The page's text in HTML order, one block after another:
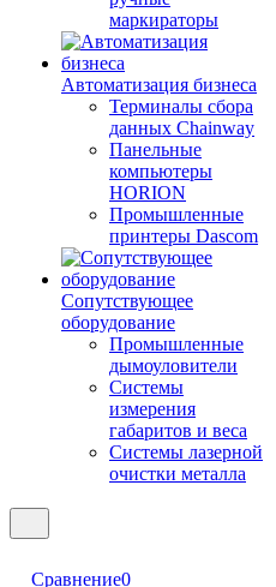
маркираторы
Автоматизация бизнеса
Терминалы сбора
данных Chainway
Панельные
компьютеры
HORION
Промышленные
принтеры Dascom
Сопутствующее
оборудование
Промышленные
дымоуловители
Системы
измерения
габаритов и веса
Системы лазерной
очистки металла
Сравнение0